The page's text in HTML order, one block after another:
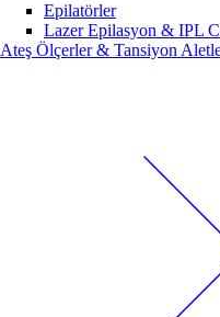
Epilatörler
Lazer Epilasyon & IPL
Ateş Ölçerler & Tansiyon